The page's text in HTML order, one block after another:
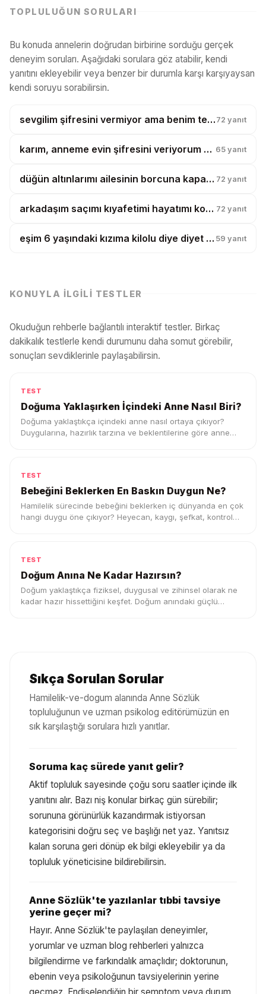
TOPLULUĞUN SORULARI
Bu konuda annelerin doğrudan birbirine sorduğu gerçek
deneyim soruları. Aşağıdaki sorulara göz atabilir, kendi
yanıtını ekleyebilir veya benzer bir durumla karşı karşıyaysan
kendi soruyu sorabilirsin.
sevgilim şifresini vermiyor ama benim telefonumu karıştırıyor, bu güven mi? 72 yanıt
karım, anneme evin şifresini veriyorum diye boşanmak istiyor? 65 yanıt
düğün altınlarımı ailesinin borcuna kapatmak istiyorlar, ben banka mıyım? 72 yanıt
arkadaşım saçımı kıyafetimi hayatımı kopyalıyor, artık tesadüf diyemiyorum? 72 yanıt
eşim 6 yaşındaki kızıma kilolu diye diyet yaptırmak istiyor? 59 yanıt
KONUYLA İLGILI TESTLER
Okuduğun rehberle bağlantılı interaktif testler. Birkaç
dakikalık testlerle kendi durumunu daha somut görebilir,
sonuçları sevdiklerinle paylaşabilirsin.
TEST
Doğuma Yaklaşırken İçindeki Anne Nasıl Biri?
Doğuma yaklaştıkça içindeki anne nasıl ortaya çıkıyor?
Duygularına, hazırlık tarzına ve beklentilerine göre anne
TEST
Bebeğini Beklerken En Baskın Duygun Ne?
Hamilelik sürecinde bebeğini beklerken iç dünyanda en çok
hangi duygu öne çıkıyor? Heyecan, kaygı, şefkat, kontrol
TEST
Doğum Anına Ne Kadar Hazırsın?
Doğum yaklaştıkça fiziksel, duygusal ve zihinsel olarak ne
kadar hazır hissettiğini keşfet. Doğum anındaki güçlü
Sıkça Sorulan Sorular
Hamilelik-ve-dogum alanında Anne Sözlük
topluluğunun ve uzman psikolog editörümüzün en
sık karşılaştığı sorulara hızlı yanıtlar.
Soruma kaç sürede yanıt gelir?
Aktif topluluk sayesinde çoğu soru saatler içinde ilk
yanıtını alır. Bazı niş konular birkaç gün sürebilir;
sorununa görünürlük kazandırmak istiyorsan
kategorisini doğru seç ve başlığı net yaz. Yanıtsız
kalan soruna geri dönüp ek bilgi ekleyebilir ya da
topluluk yöneticisine bildirebilirsin.
Anne Sözlük'te yazılanlar tıbbi tavsiye
yerine geçer mi?
Hayır. Anne Sözlük'te paylaşılan deneyimler,
yorumlar ve uzman blog rehberleri yalnızca
bilgilendirme ve farkındalık amaçlıdır; doktorunun,
ebenin veya psikoloğunun tavsiyelerinin yerine